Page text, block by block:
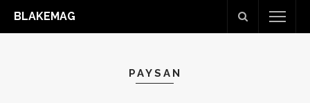
BLAKEMAG
PAYSAN